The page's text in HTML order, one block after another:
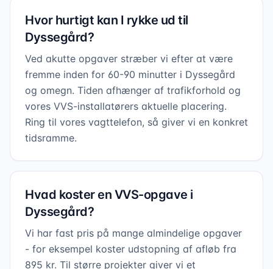
Hvor hurtigt kan I rykke ud til
Dyssegård?
Ved akutte opgaver stræber vi efter at være
fremme inden for 60-90 minutter i Dyssegård
og omegn. Tiden afhænger af trafikforhold og
vores VVS-installatørers aktuelle placering.
Ring til vores vagttelefon, så giver vi en konkret
tidsramme.
Hvad koster en VVS-opgave i
Dyssegård?
Vi har fast pris på mange almindelige opgaver
- for eksempel koster udstopning af afløb fra
895 kr. Til større projekter giver vi et